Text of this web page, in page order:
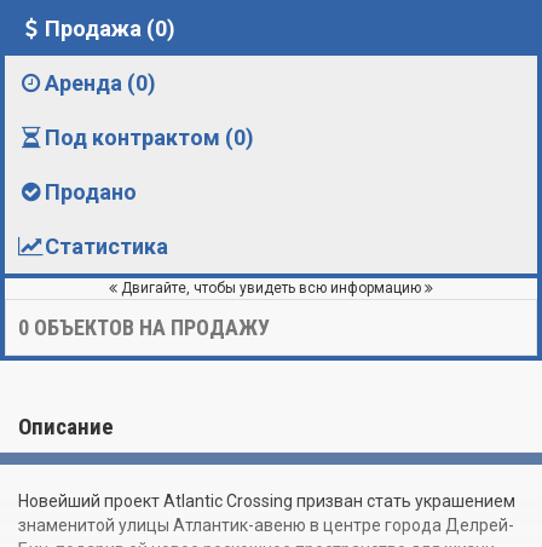
Продажа (0)
Аренда (0)
Под контрактом (0)
Продано
Статистика
Двигайте, чтобы увидеть всю информацию
0 ОБЪЕКТОВ НА ПРОДАЖУ
Описание
Новейший проект Atlantic Crossing призван стать украшением
знаменитой улицы Атлантик-авеню в центре города Делрей-